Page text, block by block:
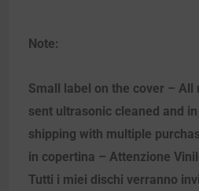
Note:
Small label on the cover – All
sent ultrasonic cleaned and
shipping with multiple
in copertina – Attenzione
Tutti i miei dischi verranno